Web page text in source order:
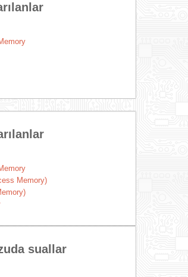
Memory)
suallar